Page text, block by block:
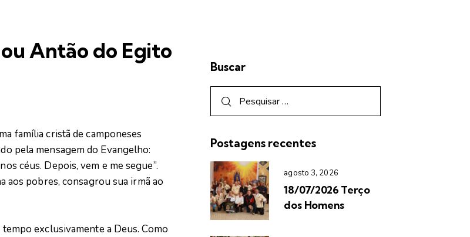
Antão do Egito
família cristã de camponeses
pela mensagem do Evangelho:
céus. Depois, vem e me segue”.
aos pobres, consagrou sua irmã ao
exclusivamente a Deus. Como
Buscar
Postagens recentes
agosto 3, 2026
18/07/2026 Terço
dos Homens